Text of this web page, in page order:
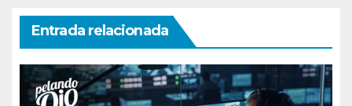
Entrada relacionada